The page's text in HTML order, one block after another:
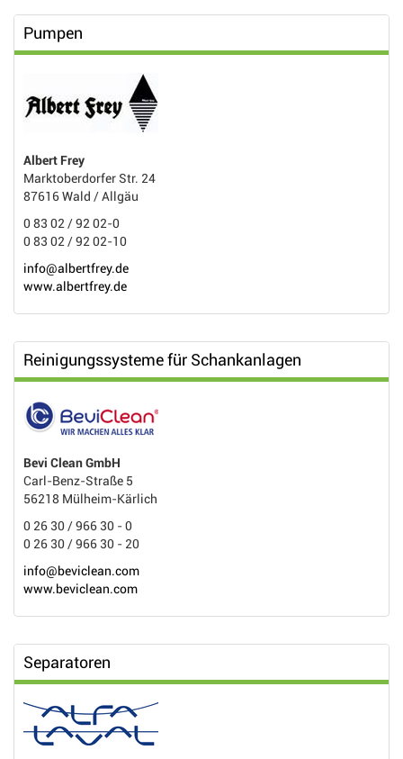
Pumpen
Albert Frey
Marktoberdorfer Str. 24
87616 Wald / Allgäu
0 83 02 / 92 02-0
0 83 02 / 92 02-10
info@albertfrey.de
www.albertfrey.de
Reinigungssysteme für Schankanlagen
Bevi Clean GmbH
Carl-Benz-Straße 5
56218 Mülheim-Kärlich
0 26 30 / 966 30 - 0
0 26 30 / 966 30 - 20
info@beviclean.com
www.beviclean.com
Separatoren